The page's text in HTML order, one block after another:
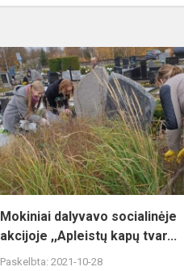
Mokiniai dalyvavo socialinėje
akcijoje ,,Apleistų kapų tvar...
Paskelbta: 2021-10-28